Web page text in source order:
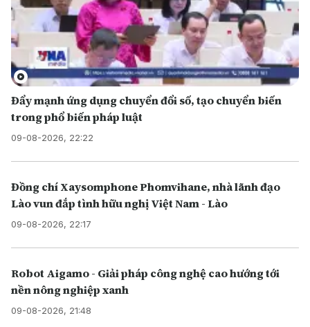
Đẩy mạnh ứng dụng chuyển đổi số, tạo chuyển biến
trong phổ biến pháp luật
09-08-2026, 22:22
Đồng chí Xaysomphone Phomvihane, nhà lãnh đạo
Lào vun đắp tình hữu nghị Việt Nam - Lào
09-08-2026, 22:17
Robot Aigamo - Giải pháp công nghệ cao hướng tới
nền nông nghiệp xanh
09-08-2026, 21:48